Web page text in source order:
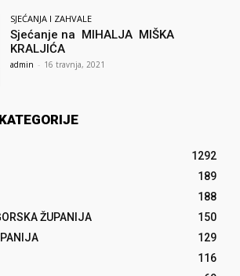
SJEĆANJA I ZAHVALE
Sjećanje na MIHALJA MIŠKA
KRALJIĆA
admin - 16 travnja, 2021
1292
189
188
ŽUPANIJA
150
129
116